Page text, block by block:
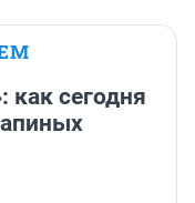
как сегодня